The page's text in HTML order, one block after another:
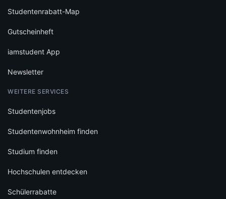
Studentenrabatt-Map
Gutscheinheft
iamstudent App
Newsletter
WEITERE SERVICES
Studentenjobs
Studentenwohnheim finden
Studium finden
Hochschulen entdecken
Schülerrabatte